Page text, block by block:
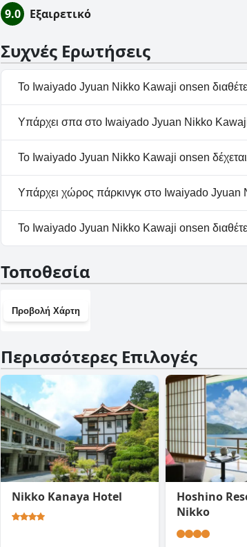
9.0 Εξαιρετικό
Συχνές Ερωτήσεις
Το Iwaiyado Jyuan Nikko Kawaji onsen
Όχι, το Iwaiyado Jyuan Nikko Kawaji onsen
Υπάρχει σπα στο Iwaiyado Jyuan Nikko
Όχι, το Iwaiyado Jyuan Nikko Kawaji onsen
Το Iwaiyado Jyuan Nikko Kawaji onsen
Όχι, το Iwaiyado Jyuan Nikko Kawaji onsen
Υπάρχει χώρος πάρκινγκ στο Iwaiyado
Ναι, υπάρχουν εγκαταστάσεις πάρκινγκ
Το Iwaiyado Jyuan Nikko Kawaji onsen
Τοποθεσία
Προβολή Χάρτη
Περισσότερες Επιλογές
Nikko Kanaya Hotel
Hoshino
Nikko